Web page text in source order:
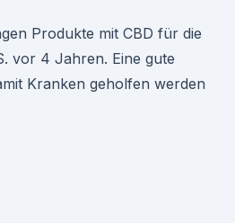
Produkte mit CBD für die
vor 4 Jahren. Eine gute
Kranken geholfen werden